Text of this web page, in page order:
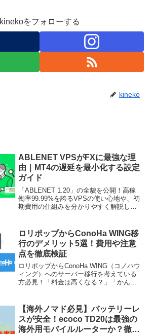
kinekoをフォローする
kineko
ABLENET VPSがFXに最強な理
由｜MT4の遅延を最小化する設定
ガイド
「ABLENET 1.20」の全貌を公開！高稼
働率99.99%を誇るVPSの使い心地や、初
期費用の仕組みを分かりやすく解説しま
ユーザー口コミまで網羅。この記事を読
めば、あなたの用途に最適な構成がすぐ
に見つかります。
ロリポップからConoHa WING移
行のデメリット5選！費用や注意
点を徹底検証
ロリポップからConoHa WING（コノハウ
ィング）へのサーバー移行を考えている
方必見！「料金は高くなる？」「かんた
を解説。速度面やドメイン移管の注意点
など、後悔しないための全知識。
【海外ノマド必見】バッテリーレ
スが安全！ecoco TD20は最強の
海外用モバイルルーターか？徹底